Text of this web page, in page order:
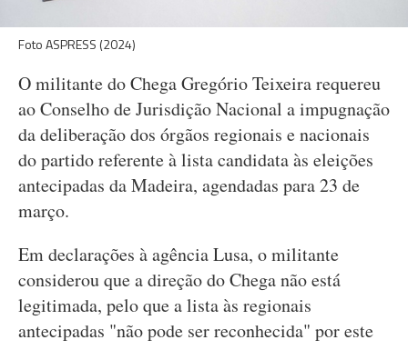
Foto ASPRESS (2024)
O militante do Chega Gregório Teixeira requereu
ao Conselho de Jurisdição Nacional a impugnação
da deliberação dos órgãos regionais e nacionais
do partido referente à lista candidata às eleições
antecipadas da Madeira, agendadas para 23 de
março.
Em declarações à agência Lusa, o militante
considerou que a direção do Chega não está
legitimada, pelo que a lista às regionais
antecipadas "não pode ser reconhecida" por este